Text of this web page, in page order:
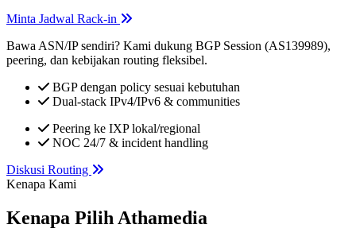
Minta Jadwal Rack-in
Bawa ASN/IP sendiri? Kami dukung BGP Session (AS139989),
peering, dan kebijakan routing fleksibel.
BGP dengan policy sesuai kebutuhan
Dual-stack IPv4/IPv6 & communities
Peering ke IXP lokal/regional
NOC 24/7 & incident handling
Diskusi Routing
Kenapa Kami
Kenapa Pilih Athamedia